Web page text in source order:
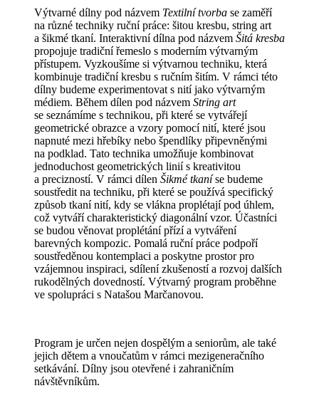
Výtvarné dílny pod názvem Textilní tvorba se zaměří
na různé techniky ruční práce: šitou kresbu, string art
a šikmé tkaní. Interaktivní dílna pod názvem Šitá kresba
propojuje tradiční řemeslo s moderním výtvarným
přístupem. Vyzkoušíme si výtvarnou techniku, která
kombinuje tradiční kresbu s ručním šitím. V rámci této
dílny budeme experimentovat s nití jako výtvarným
médiem. Během dílen pod názvem String art
se seznámíme s technikou, při které se vytvářejí
geometrické obrazce a vzory pomocí nití, které jsou
napnuté mezi hřebíky nebo špendlíky připevněnými
na podklad. Tato technika umožňuje kombinovat
jednoduchost geometrických linií s kreativitou
a precizností. V rámci dílen Šikmé tkaníse budeme
soustředit na techniku, při které se používá specifický
způsob tkaní nití, kdy se vlákna proplétají pod úhlem,
což vytváří charakteristický diagonální vzor. Účastníci
se budou věnovat proplétání přízí a vytváření
barevných kompozic. Pomalá ruční práce podpoří
soustředěnou kontemplaci a poskytne prostor pro
vzájemnou inspiraci, sdílení zkušeností a rozvoj dalších
rukodělných dovedností. Výtvarný program proběhne
ve spolupráci s Natašou Marčanovou.
Program je určen nejen dospělým a seniorům, ale také
jejich dětem a vnoučatům v rámci mezigeneračního
setkávání. Dílny jsou otevřené i zahraničním
návštěvníkům.